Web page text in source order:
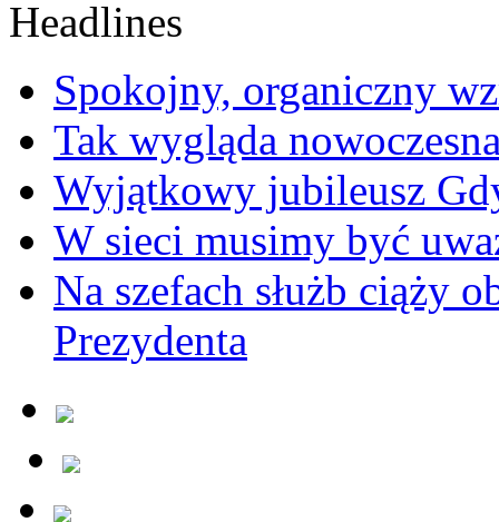
Spokojny, organiczny
Tak wygląda
Wyjątkowy jubileusz
W sieci musimy być
Na szefach służb ciąży
Prezydenta